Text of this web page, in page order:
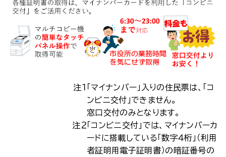
注１ 「マイナンバー」入りの住民票は、「コ
ンビニ交付」できません。
窓口交付のみとなります。
注２「コンビニ交付」では、マイナンバーカ
ードに搭載している「数字４桁」（利用
者証明用電子証明書）の暗証番号の